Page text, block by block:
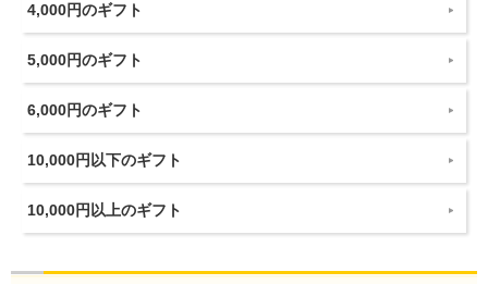
4,000円のギフト
5,000円のギフト
6,000円のギフト
10,000円以下のギフト
10,000円以上のギフト